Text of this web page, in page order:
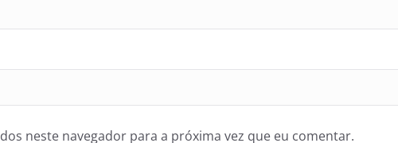
neste navegador para a próxima vez que eu comentar.